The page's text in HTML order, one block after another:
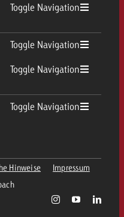
Toggle Navigation
Toggle Navigation
Toggle Navigation
Toggle Navigation
Hinweise Impressum